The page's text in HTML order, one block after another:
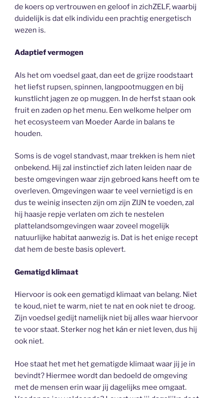
de koers op vertrouwen en geloof in zichZELF, waarbij
duidelijk is dat elk individu een prachtig energetisch
wezen is.
Adaptief vermogen
Als het om voedsel gaat, dan eet de grijze roodstaart
het liefst rupsen, spinnen, langpootmuggen en bij
kunstlicht jagen ze op muggen. In de herfst staan ook
fruit en zaden op het menu. Een welkome helper om
het ecosysteem van Moeder Aarde in balans te
houden.
Soms is de vogel standvast, maar trekken is hem niet
onbekend. Hij zal instinctief zich laten leiden naar de
beste omgevingen waar zijn gebroed kans heeft om te
overleven. Omgevingen waar te veel vernietigd is en
dus te weinig insecten zijn om zijn ZIJN te voeden, zal
hij haasje repje verlaten om zich te nestelen
plattelandsomgevingen waar zoveel mogelijk
natuurlijke habitat aanwezig is. Dat is het enige recept
dat hem de beste basis oplevert.
Gematigd klimaat
Hiervoor is ook een gematigd klimaat van belang. Niet
te koud, niet te warm, niet te nat en ook niet te droog.
Zijn voedsel gedijt namelijk niet bij alles waar hiervoor
te voor staat. Sterker nog het kán er niet leven, dus hij
ook niet.
Hoe staat het met het gematigde klimaat waar jij je in
bevindt? Hiermee wordt dan bedoeld de omgeving
met de mensen erin waar jij dagelijks mee omgaat.